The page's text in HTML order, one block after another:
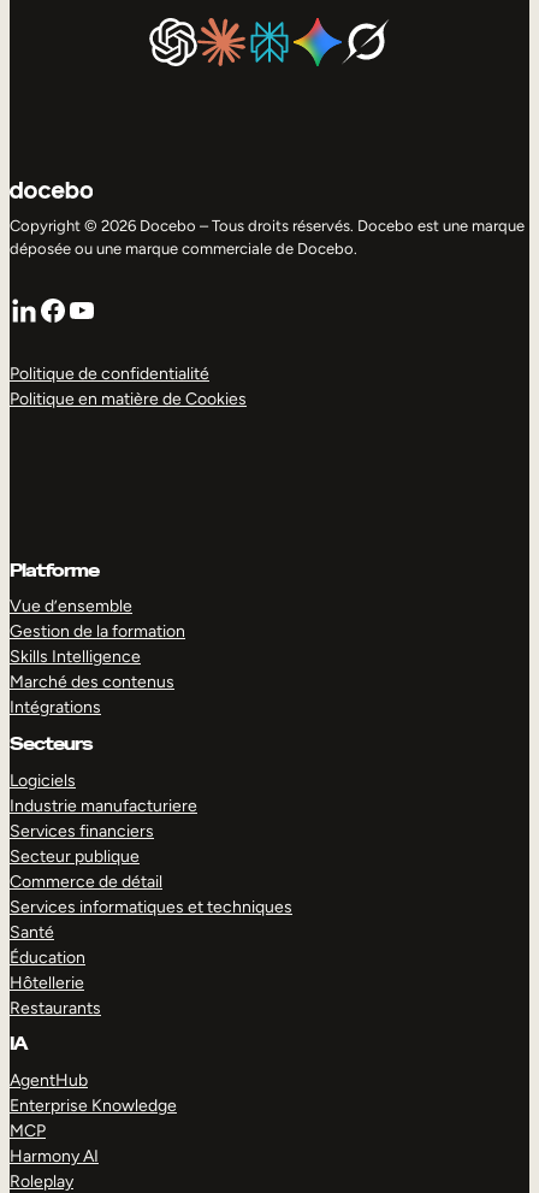
Copyright © 2026 Docebo – Tous droits réservés. Docebo est une marque
déposée ou une marque commerciale de Docebo.
LinkedIn
Facebook
YouTube
Politique de confidentialité
Politique en matière de Cookies
Platforme
Vue d’ensemble
Gestion de la formation
Skills Intelligence
Marché des contenus
Intégrations
Secteurs
Logiciels
Industrie manufacturiere
Services financiers
Secteur publique
Commerce de détail
Services informatiques et techniques
Santé
Éducation
Hôtellerie
Restaurants
IA
AgentHub
Enterprise Knowledge
MCP
Harmony AI
Roleplay